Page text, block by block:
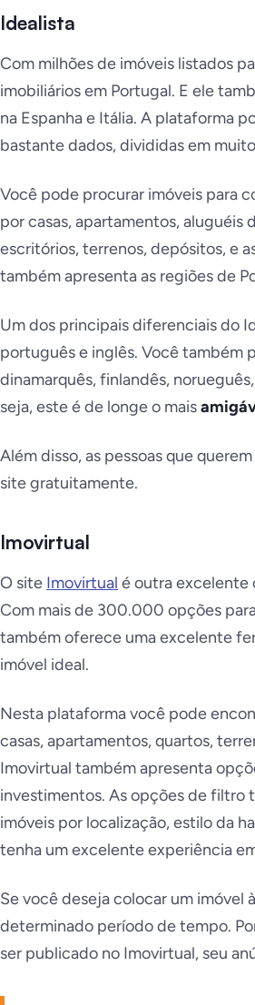
Idealista
Com milhões de imóveis listados
imobiliários em Portugal. E ele
na Espanha e Itália. A plataforma
bastante dados, divididas em
Você pode procurar imóveis para
por casas, apartamentos, aluguéis
escritórios, terrenos, depósitos, e
também apresenta as regiões de
Um dos principais diferenciais do
português e inglês. Você também
dinamarquês, finlandês,
seja, este é de longe o mais
Além disso, as pessoas que
sitegratuitamente.
Imovirtual
O site Imovirtual é outra excelente
Com mais de 300.000 opções
também oferece uma excelente
imóvel ideal.
Nesta plataforma você pode
casas, apartamentos, quartos,
Imovirtual também apresenta
investimentos. As opções de filtro
imóveis por localização, estilo da
tenha um excelente experiência
Se você deseja colocar um imóvel
determinado período de tempo.
ser publicado no Imovirtual, seu